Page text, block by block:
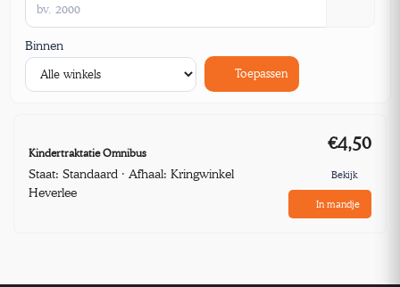
Binnen
Toepassen
Kindertraktatie Omnibus
Staat: Standaard · Afhaal: Kringwinkel
Heverlee
€4,50
Bekijk
In mandje